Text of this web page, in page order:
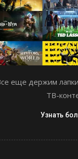
еще держим
ТВ-
Узнать